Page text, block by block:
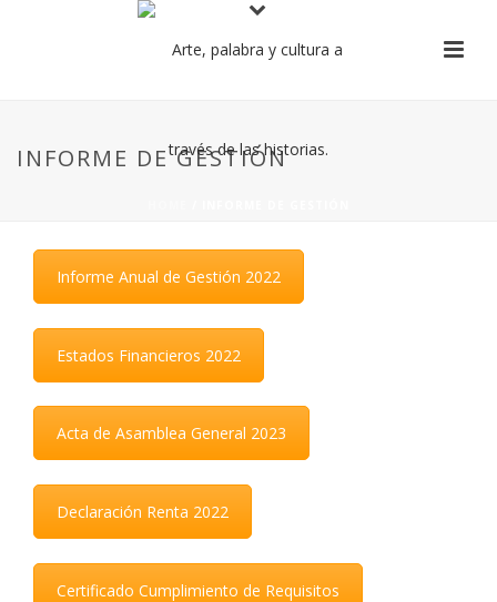
INFORME DE GESTIÓN
Informe Anual de Gestión 2022
Estados Financieros 2022
Acta de Asamblea General 2023
Declaración Renta 2022
Certificado Cumplimiento de Requisitos